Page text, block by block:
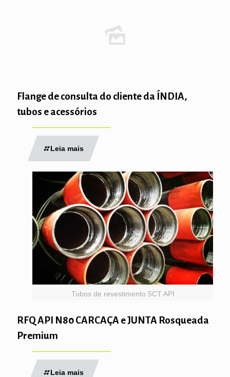
Flange de consulta do cliente da ÍNDIA,
tubos e acessórios
Leia mais
Tubos de revestimento 5CT API
RFQ API N80 CARCAÇA e JUNTA Rosqueada
Premium
Leia mais